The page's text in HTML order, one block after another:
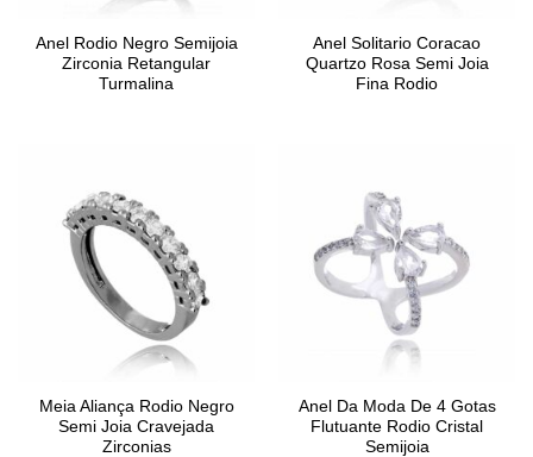
Anel Rodio Negro Semijoia
Zirconia Retangular
Turmalina
Anel Solitario Coracao
Quartzo Rosa Semi Joia
Fina Rodio
Meia Aliança Rodio Negro
Semi Joia Cravejada
Zirconias
Anel Da Moda De 4 Gotas
Flutuante Rodio Cristal
Semijoia